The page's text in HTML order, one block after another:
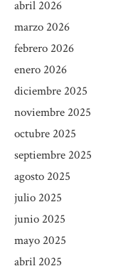
abril 2026
marzo 2026
febrero 2026
enero 2026
diciembre 2025
noviembre 2025
octubre 2025
septiembre 2025
agosto 2025
julio 2025
junio 2025
mayo 2025
abril 2025